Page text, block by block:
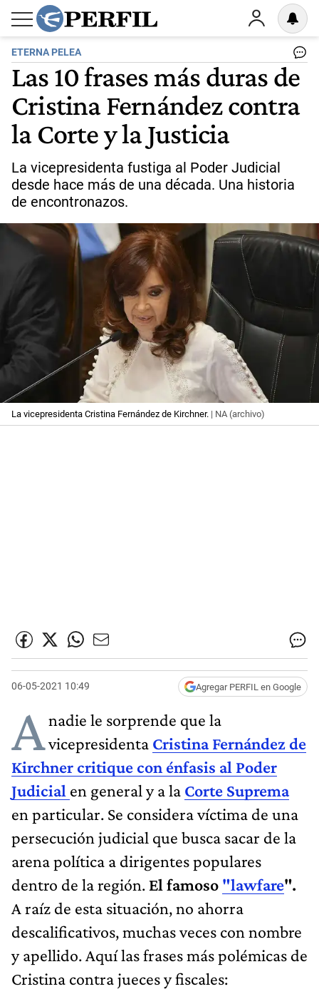
ETERNA PELEA
Las 10 frases más duras de
Cristina Fernández contra
la Corte y la Justicia
La vicepresidenta fustiga al Poder Judicial
desde hace más de una década. Una historia
de encontronazos.
La vicepresidenta Cristina Fernández de Kirchner. | NA (archivo)
06-05-2021 10:49 Agregar PERFIL en Google
Anadie le sorprende que la
vicepresidenta Cristina Fernández de
Kirchner critique con énfasis al Poder
Judicial en general y a la Corte Suprema
en particular. Se considera víctima de una
persecución judicial que busca sacar de la
arena política a dirigentes populares
dentro de la región. El famoso "lawfare".
A raíz de esta situación, no ahorra
descalificativos, muchas veces con nombre
y apellido. Aquí las frases más polémicas de
Cristina contra jueces y fiscales: